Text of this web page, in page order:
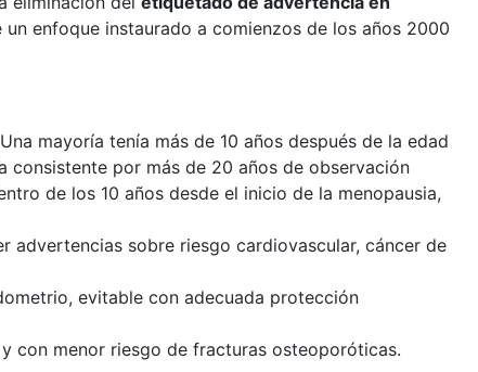
enfoque instaurado a comienzos de los años 2000
mayoría tenía más de 10 años después de la edad
consistente por más de 20 años de observación
de los 10 años desde el inicio de la menopausia,
advertencias sobre riesgo cardiovascular, cáncer de
evitable con adecuada protección
con menor riesgo de fracturas osteoporóticas.